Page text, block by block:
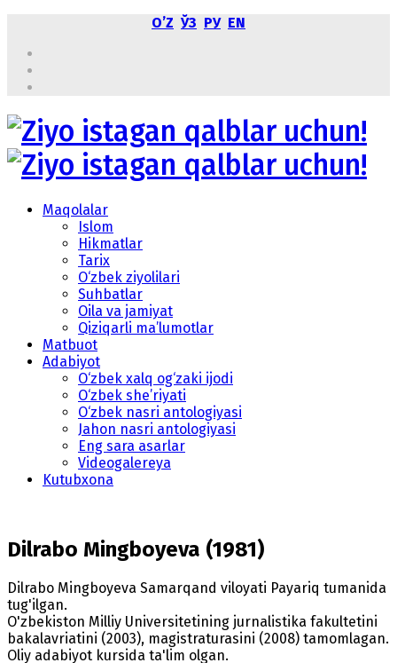
OʼZ ЎЗ РУ EN
Maqolalar
Islom
Hikmatlar
Tarix
O‘zbek ziyolilari
Suhbatlar
Oila va jamiyat
Qiziqarli ma’lumotlar
Matbuot
Adabiyot
O‘zbek xalq og‘zaki ijodi
O‘zbek she’riyati
O‘zbek nasri antologiyasi
Jahon nasri antologiyasi
Eng sara asarlar
Videogalereya
Kutubxona
Dilrabo Mingboyeva (1981)
Dilrabo Mingboyeva Samarqand viloyati Payariq tumanida
tug'ilgan.
O'zbekiston Milliy Universitetining jurnalistika fakultetini
bakalavriatini (2003), magistraturasini (2008) tamomlagan.
Oliy adabiyot kursida ta'lim olgan.